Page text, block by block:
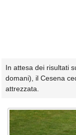
In attesa dei risultati
domani), il Cesena
attrezzata.